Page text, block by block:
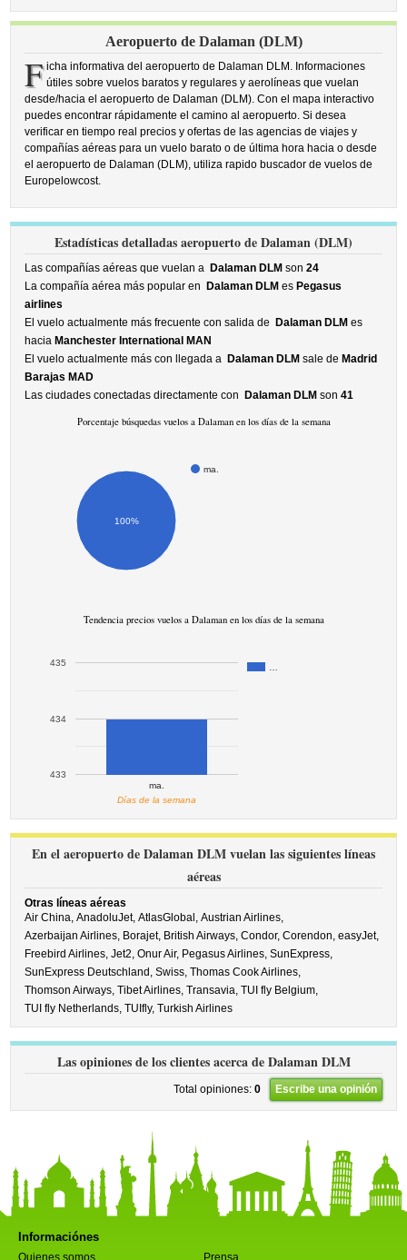
Aeropuerto de Dalaman (DLM)
F icha informativa del aeropuerto de Dalaman DLM. Informaciones
útiles sobre vuelos baratos y regulares y aerolíneas que vuelan
desde/hacia el aeropuerto de Dalaman (DLM). Con el mapa interactivo
puedes encontrar rápidamente el camino al aeropuerto. Si desea
verificar en tiempo real precios y ofertas de las agencias de viajes y
compañías aéreas para un vuelo barato o de última hora hacia o desde
el aeropuerto de Dalaman (DLM), utiliza rapido buscador de vuelos de
Europelowcost.
Estadísticas detalladas aeropuerto de Dalaman (DLM)
Las compañías aéreas que vuelan a Dalaman DLM son24
La compañía aérea más popular en
Dalaman DLM es Pegasus
airlines
El vuelo actualmente más frecuente con salida de
Dalaman DLM es
hacia Manchester International MAN
El vuelo actualmente más con llegada a Dalaman DLM sale de Madrid
Barajas MAD
Las ciudades conectadas directamente con
Dalaman DLM son41
Porcentaje búsquedas vuelos a Dalaman en los días de la semana
ma.
100%
Tendencia precios vuelos a Dalaman en los días de la semana
ma.
433
434
435
Días de la semana
En el aeropuerto de Dalaman DLM vuelan las siguientes líneas
aéreas
Otras líneas aéreas
Air China,AnadoluJet,AtlasGlobal,Austrian Airlines,
Azerbaijan Airlines, Borajet, British Airways,Condor,Corendon,easyJet,
Freebird Airlines,Jet2,Onur Air, Pegasus Airlines,SunExpress,
SunExpress Deutschland,Swiss,Thomas Cook Airlines,
Thomson Airways,Tibet Airlines,Transavia,TUI fly Belgium,
TUI fly Netherlands,TUIfly,Turkish Airlines
Las opiniones de los clientes acerca de Dalaman DLM
Total opiniones: 0 Escribe una opinión
Informaciónes
Quienes somos Prensa